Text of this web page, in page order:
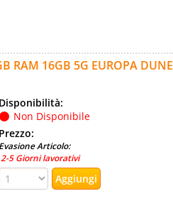
RAM 16GB 5G EUROPA DUNE
Disponibilità:
Non Disponibile
Prezzo:
Evasione Articolo:
2-5 Giorni lavorativi